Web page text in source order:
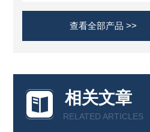
查看全部产品 >>
相关文章
RELATED ARTICLES